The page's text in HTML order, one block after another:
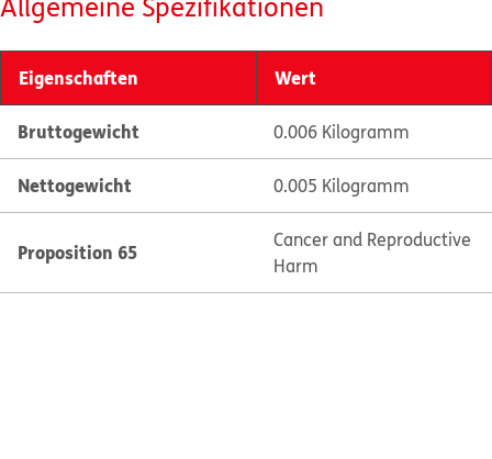
Eigenschaften Wert
Bruttogewicht 0.006 Kilogramm
Nettogewicht 0.005 Kilogramm
Proposition 65
Cancer and Reproductive
Harm